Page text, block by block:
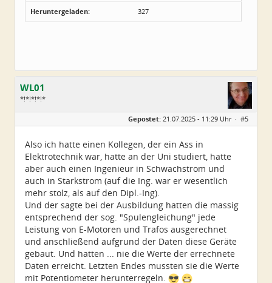
Heruntergeladen: 327
WL01
*!*!*!*!*
Geschlecht:
Beiträge:
539
Gepostet: 21.07.2025 - 11:29 Uhr · #5
Also ich hatte einen Kollegen, der ein Ass in
Elektrotechnik war, hatte an der Uni studiert, hatte
aber auch einen Ingenieur in Schwachstrom und
auch in Starkstrom (auf die Ing. war er wesentlich
mehr stolz, als auf den Dipl.-Ing).
Und der sagte bei der Ausbildung hatten die massig
entsprechend der sog. "Spulengleichung" jede
Leistung von E-Motoren und Trafos ausgerechnet
und anschließend aufgrund der Daten diese Geräte
gebaut. Und hatten ... nie die Werte der errechnete
Daten erreicht. Letzten Endes mussten sie die Werte
mit Potentiometer herunterregeln.